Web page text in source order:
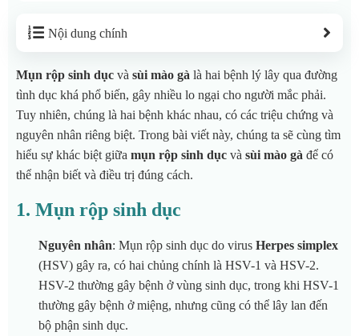
Nội dung chính
Mụn rộp sinh dục và sùi mào gà là hai bệnh lý lây qua đường
tình dục khá phổ biến, gây nhiều lo ngại cho người mắc phải.
Tuy nhiên, chúng là hai bệnh khác nhau, có các triệu chứng và
nguyên nhân riêng biệt. Trong bài viết này, chúng ta sẽ cùng tìm
hiểu sự khác biệt giữa mụn rộp sinh dục và sùi mào gà để có
thể nhận biết và điều trị đúng cách.
1. Mụn rộp sinh dục
Nguyên nhân: Mụn rộp sinh dục do virus Herpes simplex
(HSV) gây ra, có hai chủng chính là HSV-1 và HSV-2.
HSV-2 thường gây bệnh ở vùng sinh dục, trong khi HSV-1
thường gây bệnh ở miệng, nhưng cũng có thể lây lan đến
bộ phận sinh dục.